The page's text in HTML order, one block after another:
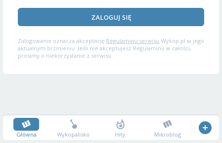
ZALOGUJ SIĘ
Zalogowanie oznacza akceptację Regulaminu serwisu Wykop.pl w jego
aktualnym brzmieniu. Jeśli nie akceptujesz Regulaminu w całości,
prosimy o niekorzystanie z serwisu.
Główna Wykopalisko Hity Mikroblog